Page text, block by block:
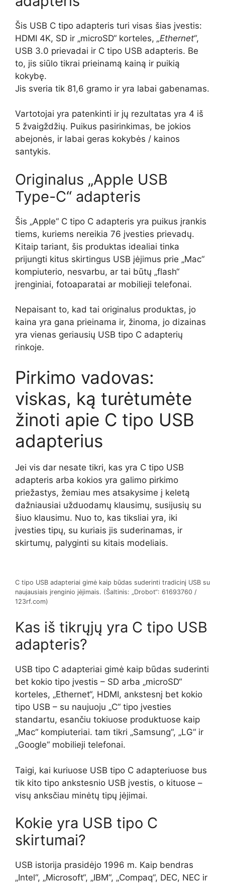
Šis USB C tipo adapteris turi visas šias įvestis:
HDMI 4K, SD ir „microSD“ korteles, „Ethernet“,
USB 3.0 prievadai ir C tipo USB adapteris. Be
to, jis siūlo tikrai prieinamą kainą ir puikią
kokybę.
Jis sveria tik 81,6 gramo ir yra labai gabenamas.
Vartotojai yra patenkinti ir jų rezultatas yra 4 iš
5 žvaigždžių. Puikus pasirinkimas, be jokios
abejonės, ir labai geras kokybės / kainos
santykis.
Originalus „Apple USB
Type-C“ adapteris
Šis „Apple“ C tipo C adapteris yra puikus įrankis
tiems, kuriems nereikia 76 įvesties prievadų.
Kitaip tariant, šis produktas idealiai tinka
prijungti kitus skirtingus USB įėjimus prie „Mac“
kompiuterio, nesvarbu, ar tai būtų „flash“
įrenginiai, fotoaparatai ar mobilieji telefonai.
Nepaisant to, kad tai originalus produktas, jo
kaina yra gana prieinama ir, žinoma, jo dizainas
yra vienas geriausių USB tipo C adapterių
rinkoje.
Pirkimo vadovas:
viskas, ką turėtumėte
žinoti apie C tipo USB
adapterius
Jei vis dar nesate tikri, kas yra C tipo USB
adapteris arba kokios yra galimo pirkimo
priežastys, žemiau mes atsakysime į keletą
dažniausiai užduodamų klausimų, susijusių su
šiuo klausimu. Nuo to, kas tiksliai yra, iki
įvesties tipų, su kuriais jis suderinamas, ir
skirtumų, palyginti su kitais modeliais.
C tipo USB adapteriai gimė kaip būdas suderinti tradicinį USB su
naujausiais įrenginio įėjimais. (Šaltinis: „Drobot“: 61693760 /
123rf.com)
Kas iš tikrųjų yra C tipo USB
adapteris?
USB tipo C adapteriai gimė kaip būdas suderinti
bet kokio tipo įvestis – SD arba „microSD“
korteles, „Ethernet“, HDMI, ankstesnį bet kokio
tipo USB – su naujuoju „C“ tipo įvesties
standartu, esančiu tokiuose produktuose kaip
„Mac“ kompiuteriai. tam tikri „Samsung“, „LG“ ir
„Google“ mobilieji telefonai.
Taigi, kai kuriuose USB tipo C adapteriuose bus
tik kito tipo ankstesnio USB įvestis, o kituose –
visų anksčiau minėtų tipų įėjimai.
Kokie yra USB tipo C
skirtumai?
USB istorija prasidėjo 1996 m. Kaip bendras
„Intel“, „Microsoft“, „IBM“, „Compaq“, DEC, NEC ir